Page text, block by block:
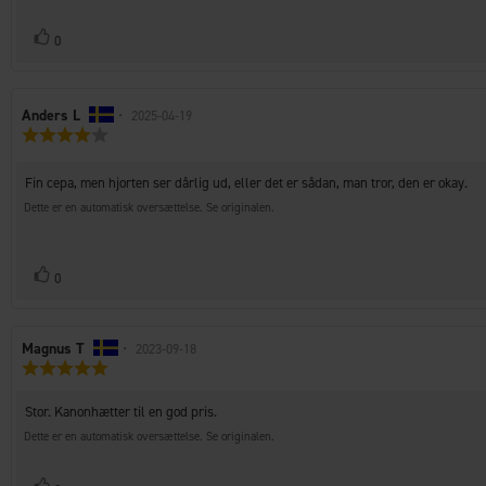
Stem
0
Forfatter
af
Anders L • Bedømmelsesdato:
2025-04-19
af
5
Tekst
til
Fin cepa, men hjorten ser dårlig ud, eller det er sådan, man tror, den er okay.
Dette er en automatisk oversættelse. Se originalen.
Stem
0
Forfatter
af
Magnus T • Bedømmelsesdato:
2023-09-18
af
5
Tekst
til
Stor. Kanonhætter til en god pris.
Dette er en automatisk oversættelse. Se originalen.